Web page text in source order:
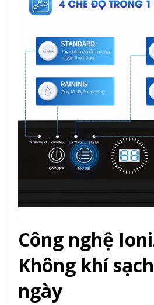
Công nghệ
Không khí
ngày